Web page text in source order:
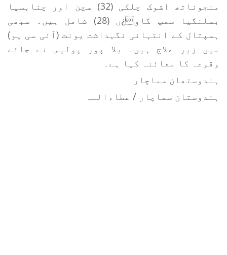
منجوناتھ اشوک چلکی (32) سچن اور چنابسیا
بسلنگیا سمپ گاو¿ں (28) شامل ہیں۔ سبھی
ہسپتال کے انتہائی نگہداشت یونٹ (آئی سی یو)
میں زیر علاج ہیں۔ یلا پور پولیس نے جائے
وقوعہ کا معائنہ کیا ہے۔
ہندوستھان سماچار
ہندوستان سماچار / عطاءاللہ